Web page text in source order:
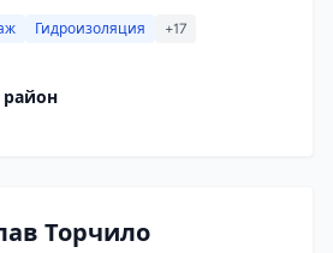
Гидроизоляция +17
район
Торчило